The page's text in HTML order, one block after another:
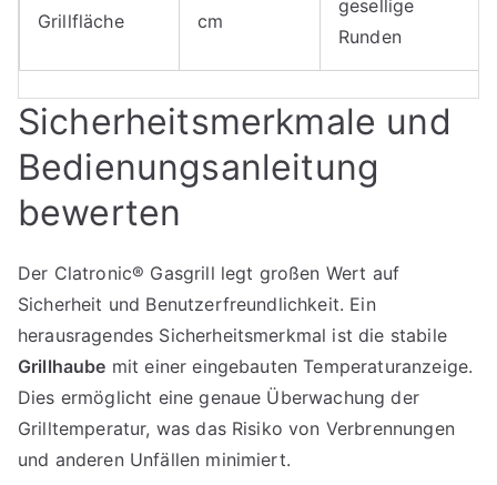
Grillfläche
cm
gesellige
Runden
Sicherheitsmerkmale und
Bedienungsanleitung
bewerten
Der Clatronic® Gasgrill legt großen Wert auf
Sicherheit und Benutzerfreundlichkeit. Ein
herausragendes Sicherheitsmerkmal ist die stabile
Grillhaube mit einer eingebauten Temperaturanzeige.
Dies ermöglicht eine genaue Überwachung der
Grilltemperatur, was das Risiko von Verbrennungen
und anderen Unfällen minimiert.